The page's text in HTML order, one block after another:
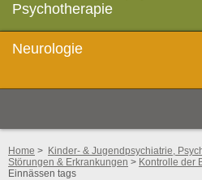
Psychotherapie
Neurologie
Home > Kinder- & Jugendpsychiatrie,
Störungen & Erkrankungen > Kontrolle der
Einnässen tags